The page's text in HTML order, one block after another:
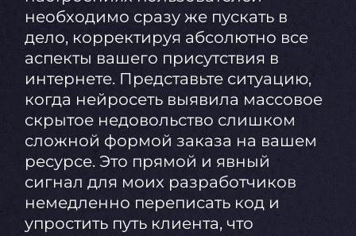
необходимо сразу же пускать в
дело, корректируя абсолютно все
аспекты вашего присутствия в
интернете. Представьте ситуацию,
когда нейросеть выявила массовое
скрытое недовольство слишком
сложной формой заказа на вашем
ресурсе. Это прямой и явный
сигнал для моих разработчиков
немедленно переписать код и
упростить путь клиента, что